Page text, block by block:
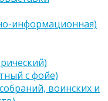
информационная)
с фойе)
воинских и